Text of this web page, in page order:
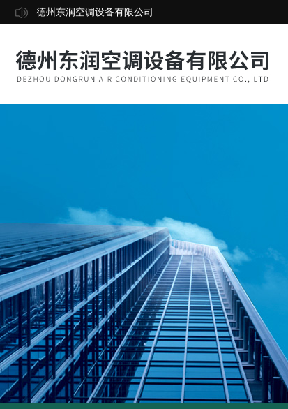
德州东润空调设备有限公司